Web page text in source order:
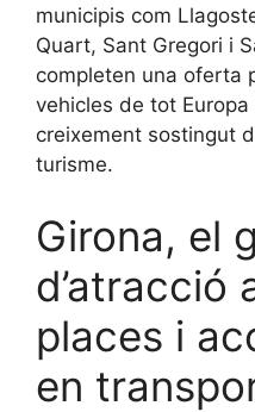
municipis com
Quart, Sant Gregori i
completen una oferta
vehicles de tot
creixement sostingut
turisme.
Girona, el
d’atracció
places i
en